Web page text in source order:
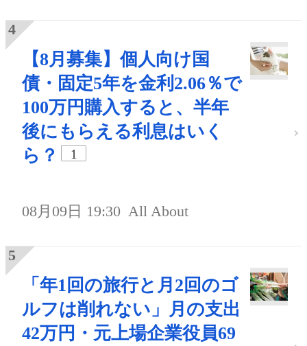
【8月募集】個人向け国
債・固定5年を金利2.06％で
100万円購入すると、半年
後にもらえる利息はいく
ら？
1
08月09日 19:30 All About
「年1回の旅行と月2回のゴ
ルフは削れない」月の支出
42万円・元上場企業役員69